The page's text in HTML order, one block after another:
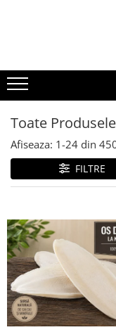
Pachete promotionale
Pachete promotionale
Pachete promotionale
Test gratuit
Toate Produsele
Afiseaza: 1-24 din
FILTRE